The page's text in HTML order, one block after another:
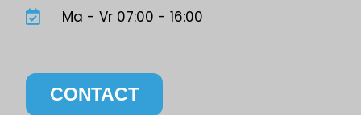
Ma - Vr 07:00 - 16:00
CONTACT